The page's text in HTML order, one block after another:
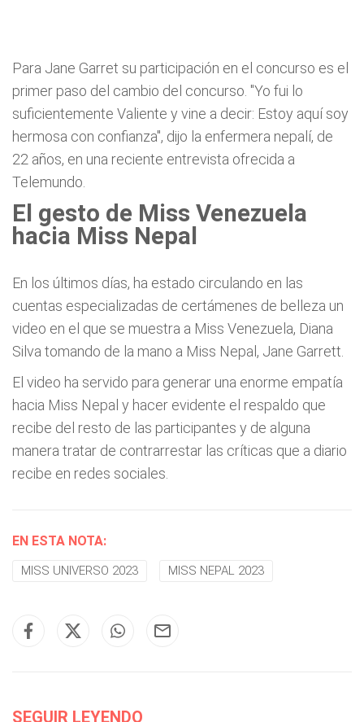
Para Jane Garret su participación en el concurso es el
primer paso del cambio del concurso. "Yo fui lo
suficientemente Valiente y vine a decir: Estoy aquí soy
hermosa con confianza", dijo la enfermera nepalí, de
22 años, en una reciente entrevista ofrecida a
Telemundo.
El gesto de Miss Venezuela
hacia Miss Nepal
En los últimos días, ha estado circulando en las
cuentas especializadas de certámenes de belleza un
video en el que se muestra a Miss Venezuela, Diana
Silva tomando de la mano a Miss Nepal, Jane Garrett.
El video ha servido para generar una enorme empatía
hacia Miss Nepal y hacer evidente el respaldo que
recibe del resto de las participantes y de alguna
manera tratar de contrarrestar las críticas que a diario
recibe en redes sociales.
EN ESTA NOTA:
MISS UNIVERSO 2023 MISS NEPAL 2023
SEGUIR LEYENDO